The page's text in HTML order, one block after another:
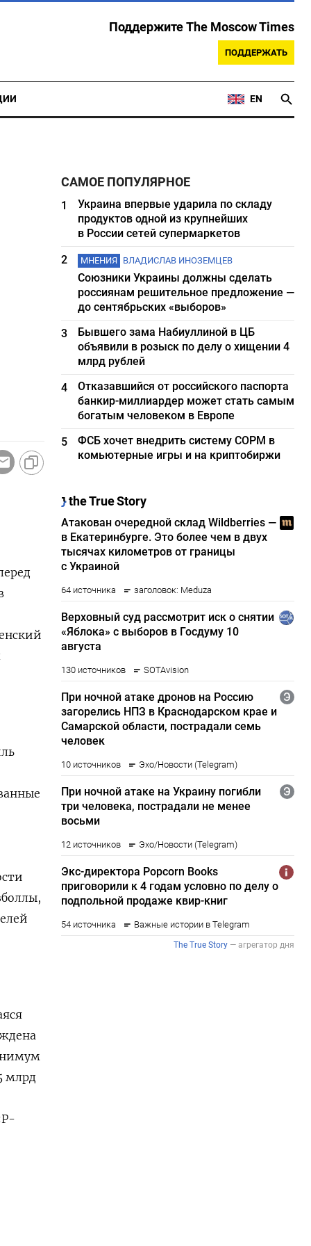
Поддержите The Moscow Times
ПОДДЕРЖАТЬ
EN
млрд
САМОЕ ПОПУЛЯРНОЕ
1
Украина впервые ударила по складу
продуктов одной из крупнейших
в России сетей супермаркетов
2
МНЕНИЯ ВЛАДИСЛАВ ИНОЗЕМЦЕВ
Союзники Украины должны сделать
россиянам решительное предложение —
до сентябрьских «выборов»
3
Бывшего зама Набиуллиной в ЦБ
объявили в розыск по делу о хищении 4
млрд рублей
4
Отказавшийся от российского паспорта
банкир-миллиардер может стать самым
богатым человеком в Европе
5
ФСБ хочет внедрить систему СОРМ в
комьютерные игры и на криптобиржи